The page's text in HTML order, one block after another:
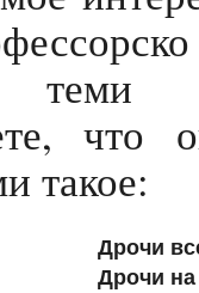
такое:
Дрочи
Дрочи